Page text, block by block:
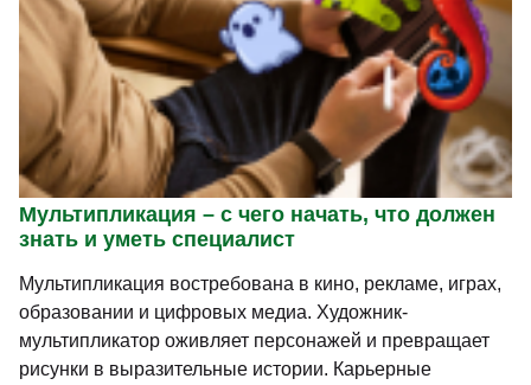
Мультипликация – с чего начать, что должен
знать и уметь специалист
Мультипликация востребована в кино, рекламе, играх,
образовании и цифровых медиа. Художник-
мультипликатор оживляет персонажей и превращает
рисунки в выразительные истории. Карьерные